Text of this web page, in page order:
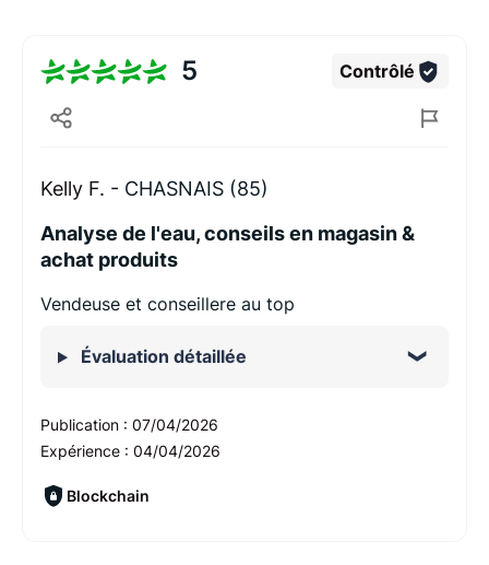
5 Contrôlé
Kelly F. - CHASNAIS (85)
Analyse de l'eau, conseils en magasin &
achat produits
Vendeuse et conseillere au top
Évaluation détaillée
Publication : 07/04/2026
Expérience : 04/04/2026
Blockchain